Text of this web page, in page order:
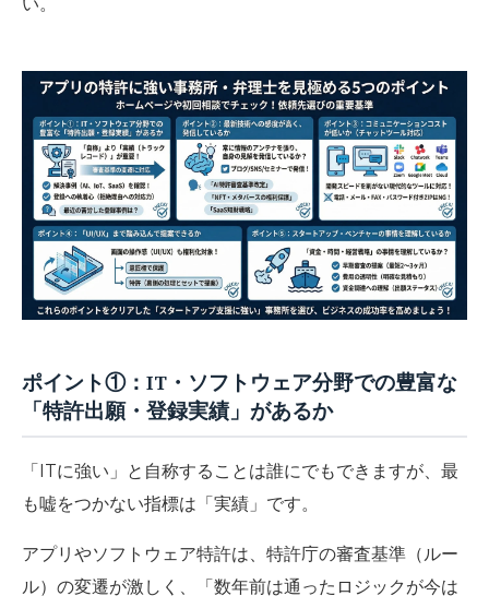
ポイント①：IT・ソフトウェア分野での豊富な
「特許出願・登録実績」があるか
「ITに強い」と自称することは誰にでもできますが、最
も嘘をつかない指標は 「実績」 です。
アプリやソフトウェア特許は、特許庁の審査基準（ルー
ル）の変遷が激しく、「数年前は通ったロジックが今は